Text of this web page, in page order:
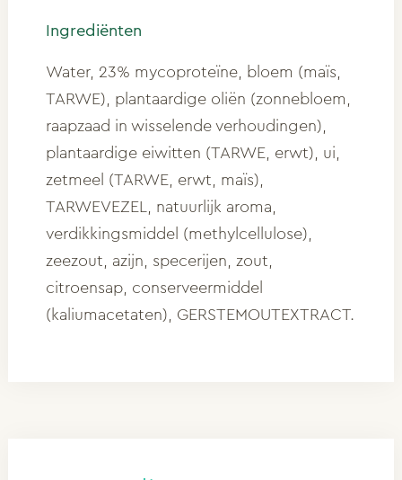
Ingrediënten
Water, 23% mycoproteïne, bloem (maïs,
TARWE), plantaardige oliën (zonnebloem,
raapzaad in wisselende verhoudingen),
plantaardige eiwitten (TARWE, erwt), ui,
zetmeel (TARWE, erwt, maïs),
TARWEVEZEL, natuurlijk aroma,
verdikkingsmiddel (methylcellulose),
zeezout, azijn, specerijen, zout,
citroensap, conserveermiddel
(kaliumacetaten), GERSTEMOUTEXTRACT.